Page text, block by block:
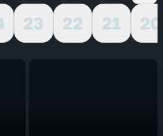
23 22 21
20